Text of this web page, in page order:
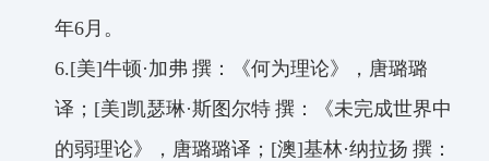
年6月。
6.[美]牛顿·加弗 撰：《何为理论》，唐璐璐
译； [美]凯瑟琳·斯图尔特 撰：《未完成世界中
的弱理论》，唐璐璐译； [澳]基林·纳拉扬 撰：